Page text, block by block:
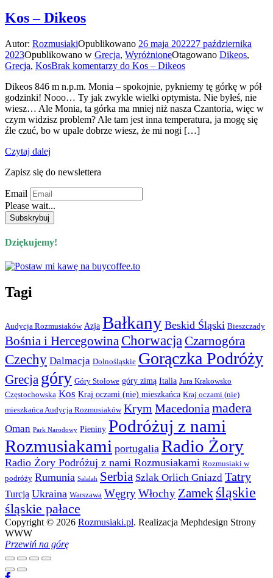
Kos – Dikeos
Autor: RozmusiakiOpublikowano 26 maja 202227 października
2023Opublikowano w Grecja, WyróżnioneOtagowano Dikeos,
Grecja, KosBrak komentarzy do Kos – Dikeos
Dikeos 846 m n.p.m. Monia – spokojnie, pykniemy tę górkę w pół
godzinki! Nooo… Ty jak zwykle wielki optymista. Nie byłeś, nie
wiesz… Ale Monia, ta górka ma mniej niż nasza Czantoria, więc w
czym widzisz problem? Ale tam jest inna temperatura, ja mogę się
źle czuć, bo w upale dobrze wiesz, że mi nogi […]
Czytaj dalej
Zapisz się do newslettera
Email
Please wait...
Dziękujemy!
Tagi
Audycja Rozmusiaków Azja Bałkany Beskid Śląski Bieszczady
Bośnia i Hercegowina ChorwacjaCzarnogóra
Czechy Dalmacja Dolnośląskie Gorączka Podróży
Grecja góry Góry Stołowe góry zimą Italia Jura Krakowsko
Częstochowska Kos Kraj oczami (nie) mieszkańca Kraj oczami (nie)
mieszkańca Audycja Rozmusiaków Krym Macedonia madera
Oman Park Narodowy Pieniny Podróżuj z nami
Rozmusiakami portugalia Radio Żory
Radio Żory Podróżuj z nami Rozmusiakami Rozmusiaki w
podróży Rumunia Salalah Serbia Szlak Orlich Gniazd Tatry
Turcja Ukraina Warszawa WęgryWłochy Zamek śląskie
śląskie pałace
Copyright © 2026 Rozmusiaki.pl. Realizacja Mephdesign Strony
WWW
Przewiń na górę